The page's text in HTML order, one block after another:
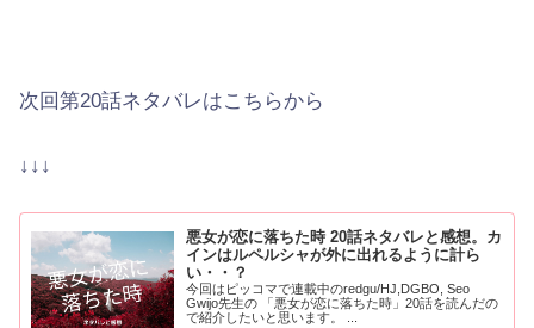
次回第20話ネタバレはこちらから
↓↓↓
悪女が恋に落ちた時 20話ネタバレと感想。カ
インはルペルシャが外に出れるように計ら
い・・？
今回はピッコマで連載中のredgu/HJ,DGBO, Seo
Gwijo先生の 「悪女が恋に落ちた時」20話を読んだの
で紹介したいと思います。 ...